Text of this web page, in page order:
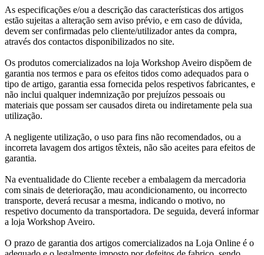
As especificações e/ou a descrição das características dos artigos
estão sujeitas a alteração sem aviso prévio, e em caso de dúvida,
devem ser confirmadas pelo cliente/utilizador antes da compra,
através dos contactos disponibilizados no site.
Os produtos comercializados na loja Workshop Aveiro dispõem de
garantia nos termos e para os efeitos tidos como adequados para o
tipo de artigo, garantia essa fornecida pelos respetivos fabricantes, e
não inclui qualquer indemnização por prejuízos pessoais ou
materiais que possam ser causados direta ou indiretamente pela sua
utilização.
A negligente utilização, o uso para fins não recomendados, ou a
incorreta lavagem dos artigos têxteis, não são aceites para efeitos de
garantia.
Na eventualidade do Cliente receber a embalagem da mercadoria
com sinais de deterioração, mau acondicionamento, ou incorrecto
transporte, deverá recusar a mesma, indicando o motivo, no
respetivo documento da transportadora. De seguida, deverá informar
a loja Workshop Aveiro.
O prazo de garantia dos artigos comercializados na Loja Online é o